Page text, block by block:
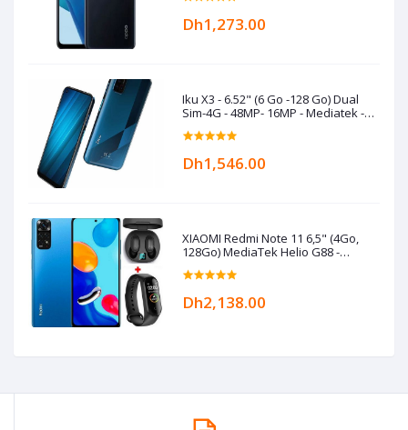
Dh1,273.00
Iku X3 - 6.52" (6 Go -128 Go) Dual
Sim-4G - 48MP- 16MP - Mediatek -
5000 mAh- Bleu
Dh1,546.00
XIAOMI Redmi Note 11 6,5" (4Go,
128Go) MediaTek Helio G88 -
50MP/8MP+Kit+Band- Bleu
Dh2,138.00